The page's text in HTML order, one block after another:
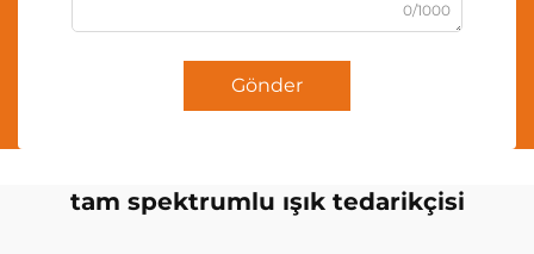
0/1000
Gönder
tam spektrumlu ışık tedarikçisi